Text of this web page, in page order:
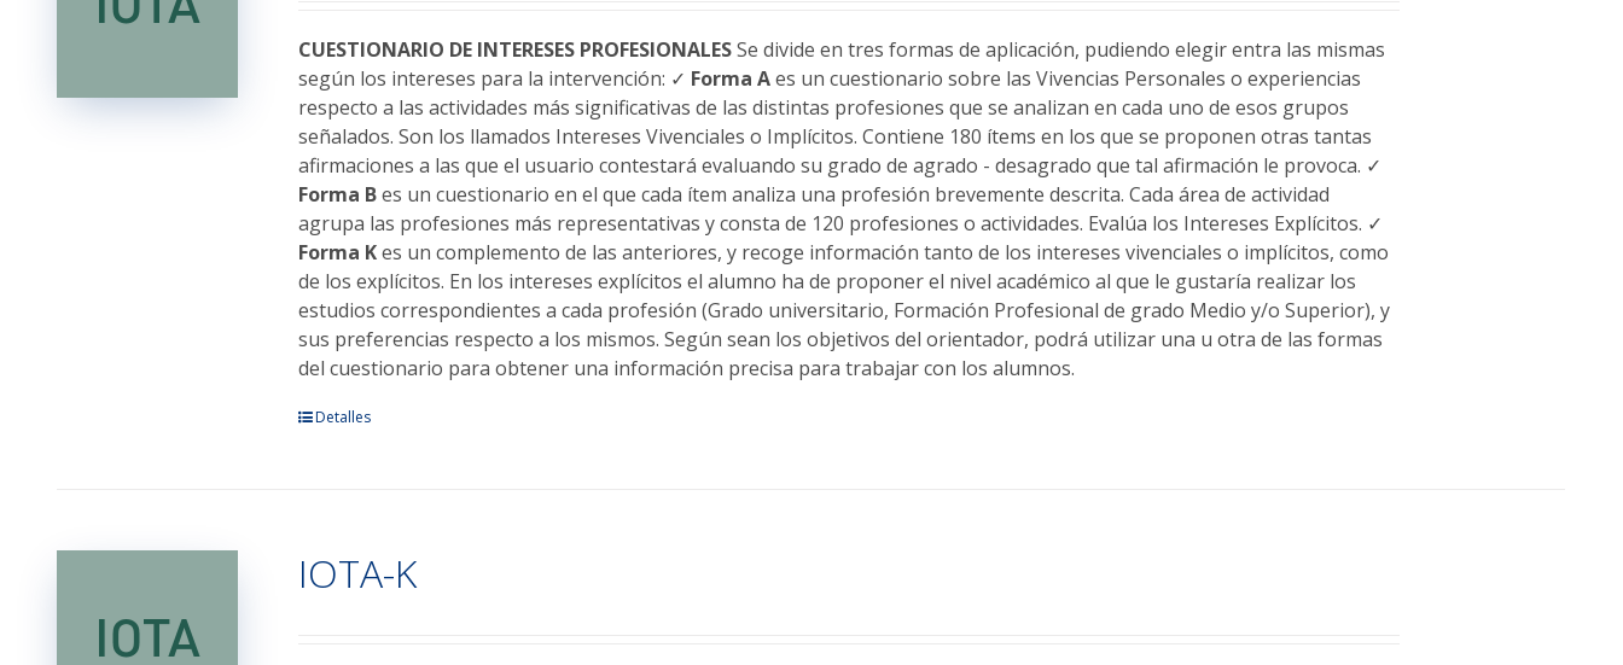
elegir
en
la
página
de
producto
CUESTIONARIO DE INTERESES PROFESIONALESSe divide en tres formas de aplicación, pudiendo elegir entra las mismas
según los intereses para la intervención: ✓ Forma Aes un cuestionario sobre las Vivencias Personales o experiencias
respecto a las actividades más significativas de las distintas profesiones que se analizan en cada uno de esos grupos
señalados. Son los llamados Intereses Vivenciales o Implícitos. Contiene 180 ítems en los que se proponen otras tantas
afirmaciones a las que el usuario contestará evaluando su grado de agrado - desagrado que tal afirmación le provoca. ✓
Forma Bes un cuestionario en el que cada ítem analiza una profesión brevemente descrita. Cada área de actividad
agrupa las profesiones más representativas y consta de 120 profesiones o actividades. Evalúa los Intereses Explícitos. ✓
Forma Kes un complemento de las anteriores, y recoge información tanto de los intereses vivenciales o implícitos, como
de los explícitos. En los intereses explícitos el alumno ha de proponer el nivel académico al que le gustaría realizar los
estudios correspondientes a cada profesión (Grado universitario, Formación Profesional de grado Medio y/o Superior), y
sus preferencias respecto a los mismos. Según sean los objetivos del orientador, podrá utilizar una u otra de las formas
del cuestionario para obtener una información precisa para trabajar con los alumnos.
Este
Las
opciones
Detalles
IOTA-K